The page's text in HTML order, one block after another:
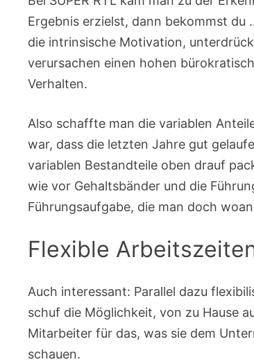
Ergebnis erzielst, dann bekommst du
die intrinsische Motivation,
verursachen einen hohen
Verhalten.
Also schaffte man die variablen
war, dass die letzten Jahre gut
variablen Bestandteile oben drauf
wie vor Gehaltsbänder und die
Führungsaufgabe, die man doch
Flexible
Auch interessant: Parallel dazu
schuf die Möglichkeit, von zu Hause
Mitarbeiter für das, was sie dem
schauen.